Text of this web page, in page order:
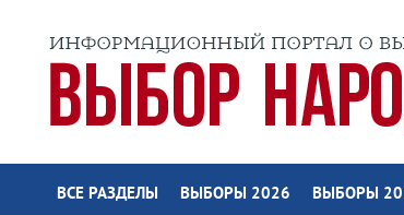
ВСЕ РАЗДЕЛЫ ВЫБОРЫ 2026 ВЫБОРЫ